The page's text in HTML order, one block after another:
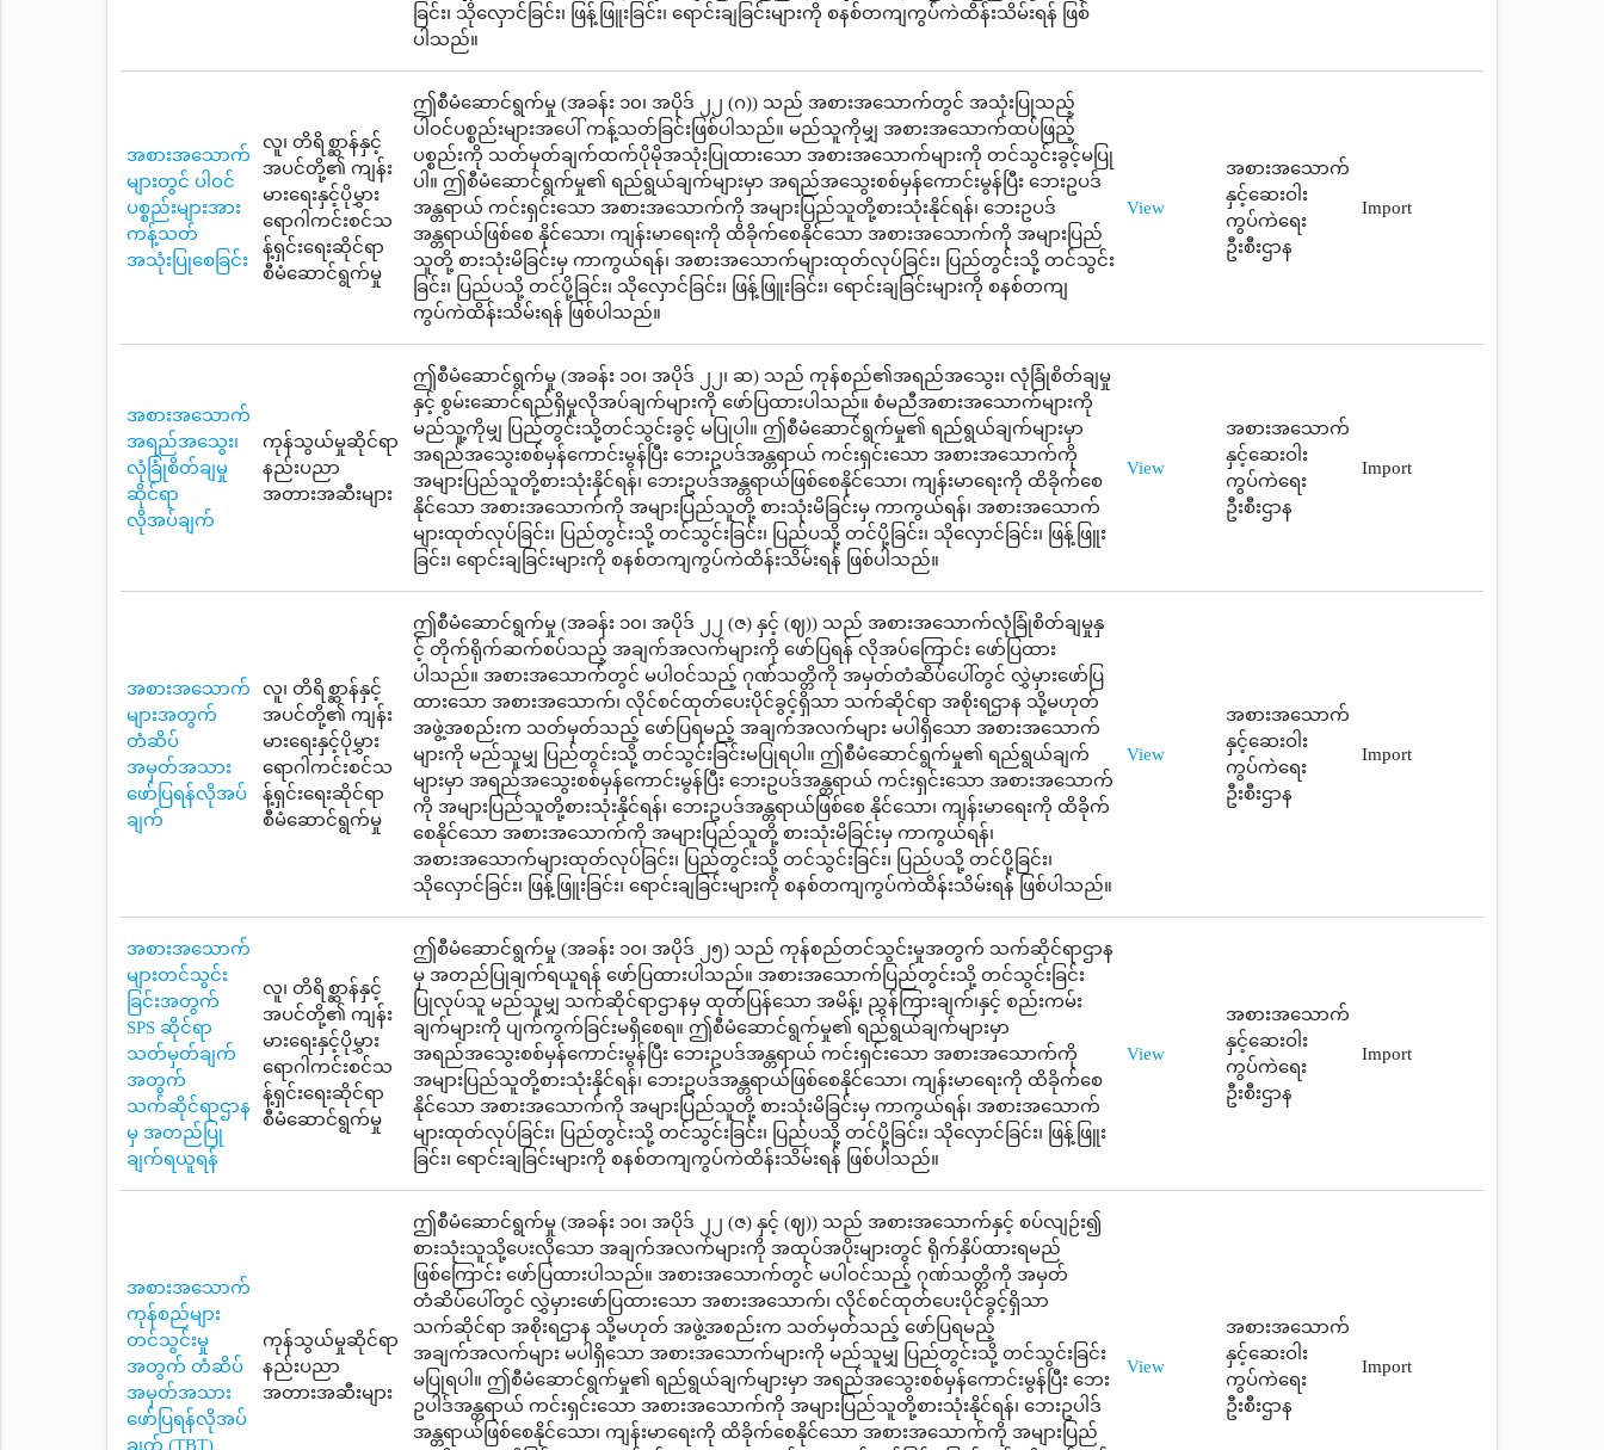
ခြင်း၊ သိုလှောင်ခြင်း၊ ဖြန့်ဖြူးခြင်း၊ ရောင်းချခြင်းများကို စနစ်တကျကွပ်ကဲထိန်းသိမ်းရန် ဖြစ်
ပါသည်။
အစားအသောက်
များတွင် ပါဝင်
ပစ္စည်းများအား
ကန့်သတ်
အသုံးပြုစေခြင်း
လူ၊ တိရိစ္ဆာန်နှင့်
အပင်တို့၏ ကျန်း
မားရေးနှင့်ပိုမွှား
ရောဂါကင်းစင်သ
န့်ရှင်းရေးဆိုင်ရာ
စီမံဆောင်ရွက်မှု
ဤစီမံဆောင်ရွက်မှု (အခန်း ၁၀၊ အပိုဒ် ၂၂ (ဂ)) သည် အစားအသောက်တွင် အသုံးပြုသည့်
ပါဝင်ပစ္စည်းများအပေါ် ကန့်သတ်ခြင်းဖြစ်ပါသည်။ မည်သူကိုမျှ အစားအသောက်ထပ်ဖြည့်
ပစ္စည်းကို သတ်မှတ်ချက်ထက်ပိုမိုအသုံးပြုထားသော အစားအသောက်များကို တင်သွင်းခွင့်မပြု
ပါ။ ဤစီမံဆောင်ရွက်မှု၏ ရည်ရွယ်ချက်များမှာ အရည်အသွေးစစ်မှန်ကောင်းမွန်ပြီး ဘေးဥပဒ်
အန္တရာယ် ကင်းရှင်းသော အစားအသောက်ကို အများပြည်သူတို့စားသုံးနိုင်ရန်၊ ဘေးဥပဒ်
အန္တရာယ်ဖြစ်စေ နိုင်သော၊ ကျန်းမာရေးကို ထိခိုက်စေနိုင်သော အစားအသောက်ကို အများပြည်
သူတို့ စားသုံးမိခြင်းမှ ကာကွယ်ရန်၊ အစားအသောက်များထုတ်လုပ်ခြင်း၊ ပြည်တွင်းသို့ တင်သွင်း
ခြင်း၊ ပြည်ပသို့ တင်ပို့ခြင်း၊ သိုလှောင်ခြင်း၊ ဖြန့်ဖြူးခြင်း၊ ရောင်းချခြင်းများကို စနစ်တကျ
ကွပ်ကဲထိန်းသိမ်းရန် ဖြစ်ပါသည်။
View
အစားအသောက်
နှင့်ဆေးဝါး
ကွပ်ကဲရေး
ဦးစီးဌာန
Import
အစားအသောက်
အရည်အသွေး၊
လုံခြုံစိတ်ချမှု
ဆိုင်ရာ
လိုအပ်ချက်
ကုန်သွယ်မှုဆိုင်ရာ
နည်းပညာ
အတားအဆီးများ
ဤစီမံဆောင်ရွက်မှု (အခန်း ၁၀၊ အပိုဒ် ၂၂၊ ဆ) သည် ကုန်စည်၏အရည်အသွေး၊ လုံခြုံစိတ်ချမှု
နှင့် စွမ်းဆောင်ရည်ရှိမှုလိုအပ်ချက်များကို ဖော်ပြထားပါသည်။ စံမညီအစားအသောက်များကို
မည်သူ့ကိုမျှ ပြည်တွင်းသို့တင်သွင်းခွင့် မပြုပါ။ ဤစီမံဆောင်ရွက်မှု၏ ရည်ရွယ်ချက်များမှာ
အရည်အသွေးစစ်မှန်ကောင်းမွန်ပြီး ဘေးဥပဒ်အန္တရာယ် ကင်းရှင်းသော အစားအသောက်ကို
အများပြည်သူတို့စားသုံးနိုင်ရန်၊ ဘေးဥပဒ်အန္တရာယ်ဖြစ်စေနိုင်သော၊ ကျန်းမာရေးကို ထိခိုက်စေ
နိုင်သော အစားအသောက်ကို အများပြည်သူတို့ စားသုံးမိခြင်းမှ ကာကွယ်ရန်၊ အစားအသောက်
များထုတ်လုပ်ခြင်း၊ ပြည်တွင်းသို့ တင်သွင်းခြင်း၊ ပြည်ပသို့ တင်ပို့ခြင်း၊ သိုလှောင်ခြင်း၊ ဖြန့်ဖြူး
ခြင်း၊ ရောင်းချခြင်းများကို စနစ်တကျကွပ်ကဲထိန်းသိမ်းရန် ဖြစ်ပါသည်။
View
အစားအသောက်
နှင့်ဆေးဝါး
ကွပ်ကဲရေး
ဦးစီးဌာန
Import
အစားအသောက်
များအတွက်
တံဆိပ်
အမှတ်အသား
ဖော်ပြရန်လိုအပ်
ချက်
လူ၊ တိရိစ္ဆာန်နှင့်
အပင်တို့၏ ကျန်း
မားရေးနှင့်ပိုမွှား
ရောဂါကင်းစင်သ
န့်ရှင်းရေးဆိုင်ရာ
စီမံဆောင်ရွက်မှု
ဤစီမံဆောင်ရွက်မှု (အခန်း ၁၀၊ အပိုဒ် ၂၂ (ဇ) နှင့် (ဈ)) သည် အစားအသောက်လုံခြုံစိတ်ချမှုနှ
င့် တိုက်ရိုက်ဆက်စပ်သည့် အချက်အလက်များကို ဖော်ပြရန် လိုအပ်ကြောင်း ဖော်ပြထား
ပါသည်။ အစားအသောက်တွင် မပါဝင်သည့် ဂုဏ်သတ္တိကို အမှတ်တံဆိပ်ပေါ်တွင် လွှဲမှားဖော်ပြ
ထားသော အစားအသောက်၊ လိုင်စင်ထုတ်ပေးပိုင်ခွင့်ရှိသာ သက်ဆိုင်ရာ အစိုးရဌာန သို့မဟုတ်
အဖွဲ့အစည်းက သတ်မှတ်သည့် ဖော်ပြရမည့် အချက်အလက်များ မပါရှိသော အစားအသောက်
များကို မည်သူမျှ ပြည်တွင်းသို့ တင်သွင်းခြင်းမပြုရပါ။ ဤစီမံဆောင်ရွက်မှု၏ ရည်ရွယ်ချက်
များမှာ အရည်အသွေးစစ်မှန်ကောင်းမွန်ပြီး ဘေးဥပဒ်အန္တရာယ် ကင်းရှင်းသော အစားအသောက်
ကို အများပြည်သူတို့စားသုံးနိုင်ရန်၊ ဘေးဥပဒ်အန္တရာယ်ဖြစ်စေ နိုင်သော၊ ကျန်းမာရေးကို ထိခိုက်
စေနိုင်သော အစားအသောက်ကို အများပြည်သူတို့ စားသုံးမိခြင်းမှ ကာကွယ်ရန်၊
အစားအသောက်များထုတ်လုပ်ခြင်း၊ ပြည်တွင်းသို့ တင်သွင်းခြင်း၊ ပြည်ပသို့ တင်ပို့ခြင်း၊
သိုလှောင်ခြင်း၊ ဖြန့်ဖြူးခြင်း၊ ရောင်းချခြင်းများကို စနစ်တကျကွပ်ကဲထိန်းသိမ်းရန် ဖြစ်ပါသည်။
View
အစားအသောက်
နှင့်ဆေးဝါး
ကွပ်ကဲရေး
ဦးစီးဌာန
Import
အစားအသောက်
များတင်သွင်း
ခြင်းအတွက်
SPS ဆိုင်ရာ
သတ်မှတ်ချက်
အတွက်
သက်ဆိုင်ရာဌာန
မှ အတည်ပြု
ချက်ရယူရန်
လူ၊ တိရိစ္ဆာန်နှင့်
အပင်တို့၏ ကျန်း
မားရေးနှင့်ပိုမွှား
ရောဂါကင်းစင်သ
န့်ရှင်းရေးဆိုင်ရာ
စီမံဆောင်ရွက်မှု
ဤစီမံဆောင်ရွက်မှု (အခန်း ၁၀၊ အပိုဒ် ၂၅) သည် ကုန်စည်တင်သွင်းမှုအတွက် သက်ဆိုင်ရာဌာန
မှ အတည်ပြုချက်ရယူရန် ဖော်ပြထားပါသည်။ အစားအသောက်ပြည်တွင်းသို့ တင်သွင်းခြင်း
ပြုလုပ်သူ မည်သူမျှ သက်ဆိုင်ရာဌာနမှ ထုတ်ပြန်သော အမိန့်၊ ညွှန်ကြားချက်၊နှင့် စည်းကမ်း
ချက်များကို ပျက်ကွက်ခြင်းမရှိစေရ။ ဤစီမံဆောင်ရွက်မှု၏ ရည်ရွယ်ချက်များမှာ
အရည်အသွေးစစ်မှန်ကောင်းမွန်ပြီး ဘေးဥပဒ်အန္တရာယ် ကင်းရှင်းသော အစားအသောက်ကို
အများပြည်သူတို့စားသုံးနိုင်ရန်၊ ဘေးဥပဒ်အန္တရာယ်ဖြစ်စေနိုင်သော၊ ကျန်းမာရေးကို ထိခိုက်စေ
နိုင်သော အစားအသောက်ကို အများပြည်သူတို့ စားသုံးမိခြင်းမှ ကာကွယ်ရန်၊ အစားအသောက်
များထုတ်လုပ်ခြင်း၊ ပြည်တွင်းသို့ တင်သွင်းခြင်း၊ ပြည်ပသို့ တင်ပို့ခြင်း၊ သိုလှောင်ခြင်း၊ ဖြန့်ဖြူး
ခြင်း၊ ရောင်းချခြင်းများကို စနစ်တကျကွပ်ကဲထိန်းသိမ်းရန် ဖြစ်ပါသည်။
View
အစားအသောက်
နှင့်ဆေးဝါး
ကွပ်ကဲရေး
ဦးစီးဌာန
Import
အစားအသောက်
ကုန်စည်များ
တင်သွင်းမှု
အတွက် တံဆိပ်
အမှတ်အသား
ဖော်ပြရန်လိုအပ်
ချက် (TBT)
ကုန်သွယ်မှုဆိုင်ရာ
နည်းပညာ
အတားအဆီးများ
ဤစီမံဆောင်ရွက်မှု (အခန်း ၁၀၊ အပိုဒ် ၂၂ (ဇ) နှင့် (ဈ)) သည် အစားအသောက်နှင့် စပ်လျဉ်း၍
စားသုံးသူသို့ပေးလိုသော အချက်အလက်များကို အထုပ်အပိုးများတွင် ရိုက်နှိပ်ထားရမည်
ဖြစ်ကြောင်း ဖော်ပြထားပါသည်။ အစားအသောက်တွင် မပါဝင်သည့် ဂုဏ်သတ္တိကို အမှတ်
တံဆိပ်ပေါ်တွင် လွှဲမှားဖော်ပြထားသော အစားအသောက်၊ လိုင်စင်ထုတ်ပေးပိုင်ခွင့်ရှိသာ
သက်ဆိုင်ရာ အစိုးရဌာန သို့မဟုတ် အဖွဲ့အစည်းက သတ်မှတ်သည့် ဖော်ပြရမည့်
အချက်အလက်များ မပါရှိသော အစားအသောက်များကို မည်သူမျှ ပြည်တွင်းသို့ တင်သွင်းခြင်း
မပြုရပါ။ ဤစီမံဆောင်ရွက်မှု၏ ရည်ရွယ်ချက်များမှာ အရည်အသွေးစစ်မှန်ကောင်းမွန်ပြီး ဘေး
ဥပါဒ်အန္တရာယ် ကင်းရှင်းသော အစားအသောက်ကို အများပြည်သူတို့စားသုံးနိုင်ရန်၊ ဘေးဥပါဒ်
အန္တရာယ်ဖြစ်စေနိုင်သော၊ ကျန်းမာရေးကို ထိခိုက်စေနိုင်သော အစားအသောက်ကို အများပြည်
View
အစားအသောက်
နှင့်ဆေးဝါး
ကွပ်ကဲရေး
ဦးစီးဌာန
Import